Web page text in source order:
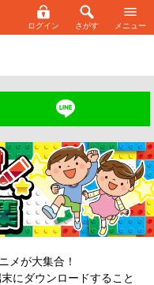
ログイン さがす メニュー
メが大集合！
にダウンロードすること